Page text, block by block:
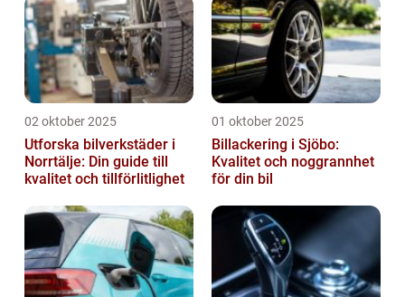
02 oktober 2025
Utforska bilverkstäder i
Norrtälje: Din guide till
kvalitet och tillförlitlighet
01 oktober 2025
Billackering i Sjöbo:
Kvalitet och noggrannhet
för din bil